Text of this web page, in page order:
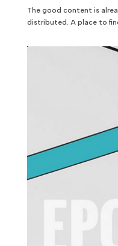
The good content is
distributed. A place to